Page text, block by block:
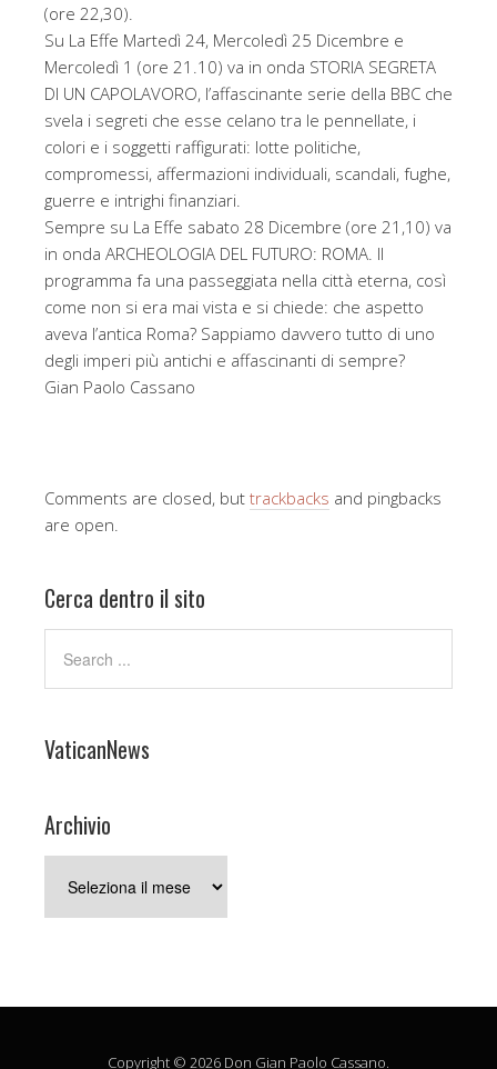
(ore 22,30).
Su La Effe Martedì 24, Mercoledì 25 Dicembre e
Mercoledì 1 (ore 21.10) va in onda STORIA SEGRETA
DI UN CAPOLAVORO, l’affascinante serie della BBC che
svela i segreti che esse celano tra le pennellate, i
colori e i soggetti raffigurati: lotte politiche,
compromessi, affermazioni individuali, scandali, fughe,
guerre e intrighi finanziari.
Sempre su La Effe sabato 28 Dicembre (ore 21,10) va
in onda ARCHEOLOGIA DEL FUTURO: ROMA. Il
programma fa una passeggiata nella città eterna, così
come non si era mai vista e si chiede: che aspetto
aveva l’antica Roma? Sappiamo davvero tutto di uno
degli imperi più antichi e affascinanti di sempre?
Gian Paolo Cassano
Comments are closed, but trackbacks and pingbacks
are open.
Cerca dentro il sito
VaticanNews
Archivio
Copyright © 2026 Don Gian Paolo Cassano.